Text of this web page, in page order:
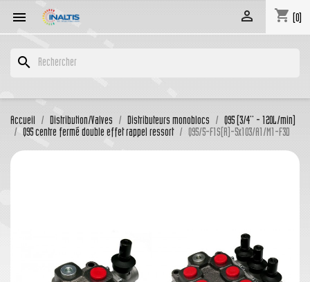
 shopping_cart (0)

search
Accueil Distribution/Valves Distributeurs monoblocs
Q95 (3/4'' - 120L/min)
Q95 centre fermé double effet rappel ressort
Q95/5-F1S(R)-5x103/A1/M1-F3D